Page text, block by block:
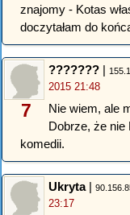
znajomy - Kotas
doczytałam do
7
??????? |
2015 21:48
Nie wiem, ale
Dobrze, że nie
komedii.
Ukryta|
23:17